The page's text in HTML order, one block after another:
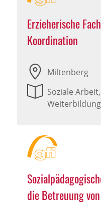
Erzieherische
Koordination
Miltenberg
Soziale
Weiterbildung
die Betreuung